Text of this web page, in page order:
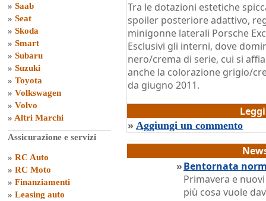
» Saab
» Seat
» Skoda
» Smart
» Subaru
» Suzuki
» Toyota
» Volkswagen
» Volvo
» Altri Marchi
Assicurazione e servizi
» RC Auto
» RC Moto
» Finanziamenti
» Leasing auto
Tra le dotazioni estetiche
spoiler posteriore adattivo,
minigonne laterali Porsche
Esclusivi gli interni, dove
nero/crema di serie, cui si
anche la colorazione grigio/
da giugno 2011.
» Aggiungi un commento
»Bentornata
Primavera e
più cosa vuole